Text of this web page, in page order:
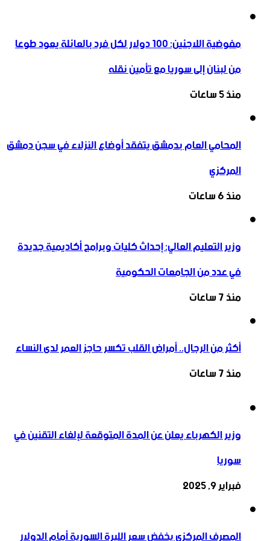
مفوضية اللاجئين: 100 دولار لكل فرد بالعائلة يعود طوعا
من لبنان إلى سوريا مع تأمين نقله
منذ 5 ساعات
المحامي العام بدمشق يتفقد أوضاع النزلاء في سجن دمشق
المركزي
منذ 6 ساعات
وزير التعليم العالي: إحداث كليات وبرامج أكاديمية جديدة
في عدد من الجامعات الحكومية
منذ 7 ساعات
أكثر من الرجال.. أمراض القلب تكسر حاجز العمر لدى النساء
منذ 7 ساعات
وزير الكهرباء يعلن عن المدة المتوقعة لإلغاء التقنين في
سوريا
فبراير 9, 2025